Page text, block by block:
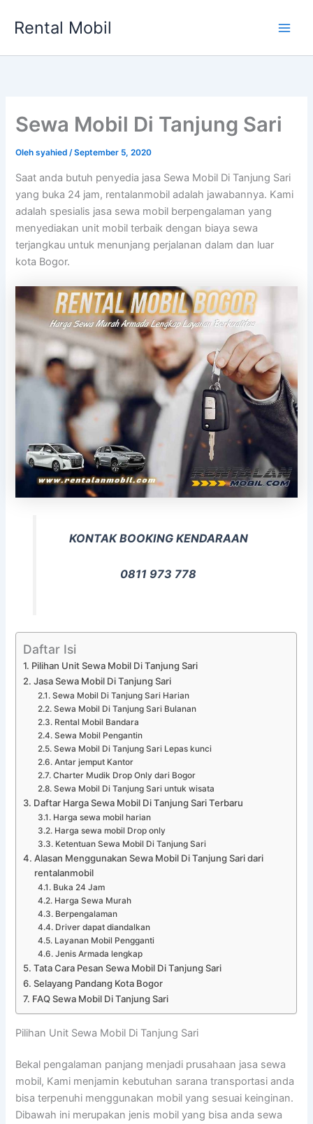
Rental Mobil
Sewa Mobil Di Tanjung Sari
Olehsyahied/September 5, 2020
Saat anda butuh penyedia jasa Sewa Mobil Di Tanjung Sari
yang buka 24 jam, rentalanmobil adalah jawabannya. Kami
adalah spesialis jasa sewa mobil berpengalaman yang
menyediakan unit mobil terbaik dengan biaya sewa
terjangkau untuk menunjang perjalanan dalam dan luar
kota Bogor.
KONTAK BOOKING KENDARAAN
0811 973 778
Daftar Isi
Pilihan Unit Sewa Mobil Di Tanjung Sari
Jasa Sewa Mobil Di Tanjung Sari
Sewa Mobil Di Tanjung Sari Harian
Sewa Mobil Di Tanjung Sari Bulanan
Rental Mobil Bandara
Sewa Mobil Pengantin
Sewa Mobil Di Tanjung Sari Lepas kunci
Antar jemput Kantor
Charter Mudik Drop Only dari Bogor
Sewa Mobil Di Tanjung Sari untuk wisata
Daftar Harga Sewa Mobil Di Tanjung Sari Terbaru
Harga sewa mobil harian
Harga sewa mobil Drop only
Ketentuan Sewa Mobil Di Tanjung Sari
Alasan Menggunakan Sewa Mobil Di Tanjung Sari dari
rentalanmobil
Buka 24 Jam
Harga Sewa Murah
Berpengalaman
Driver dapat diandalkan
Layanan Mobil Pengganti
Jenis Armada lengkap
Tata Cara Pesan Sewa Mobil Di Tanjung Sari
Selayang Pandang Kota Bogor
FAQ Sewa Mobil Di Tanjung Sari
Pilihan Unit Sewa Mobil Di Tanjung Sari
Bekal pengalaman panjang menjadi prusahaan jasa sewa
mobil, Kami menjamin kebutuhan sarana transportasi anda
bisa terpenuhi menggunakan mobil yang sesuai keinginan.
Dibawah ini merupakan jenis mobil yang bisa anda sewa